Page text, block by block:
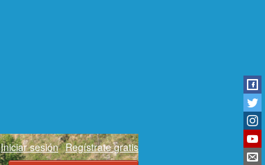
Iniciar sesión Regístrate gratis